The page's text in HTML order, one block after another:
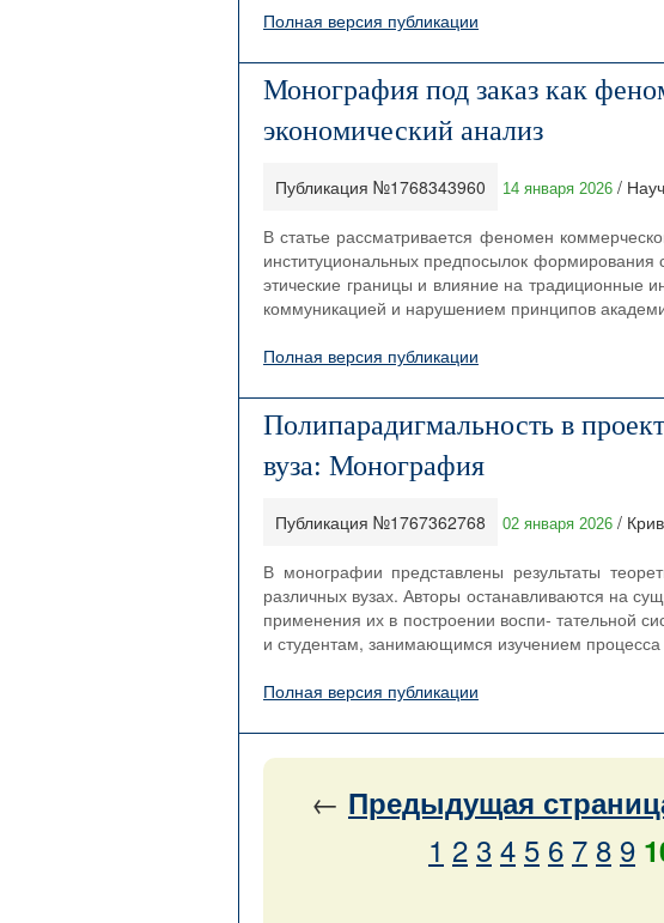
Полная версия публикации
Монография под заказ как
экономический анализ
Публикация №1768343960 14 января 2026 /
В статье рассматривается феномен
институциональных предпосылок формирования
этические границы и влияние на традиционные
коммуникацией и нарушением принципов
Полная версия публикации
Полипарадигмальность в
вуза: Монография
Публикация №1767362768 02 января 2026 /
В монографии представлены результаты
различных вузах. Авторы останавливаются на
применения их в построении воспи- тательной
и студентам, занимающимся изучением
Полная версия публикации
← Предыдущая
1 2 3 4 5 6 7 8 9